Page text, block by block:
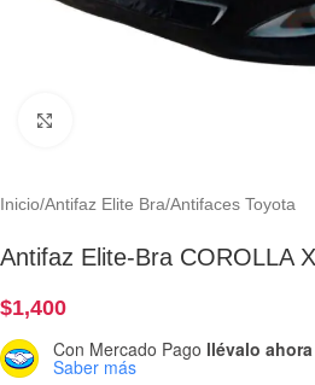
Inicio/Antifaz Elite Bra/Antifaces Toyota
Antifaz Elite-Bra COROLLA
$1,400
Con Mercado Pago llévalo
Saber más